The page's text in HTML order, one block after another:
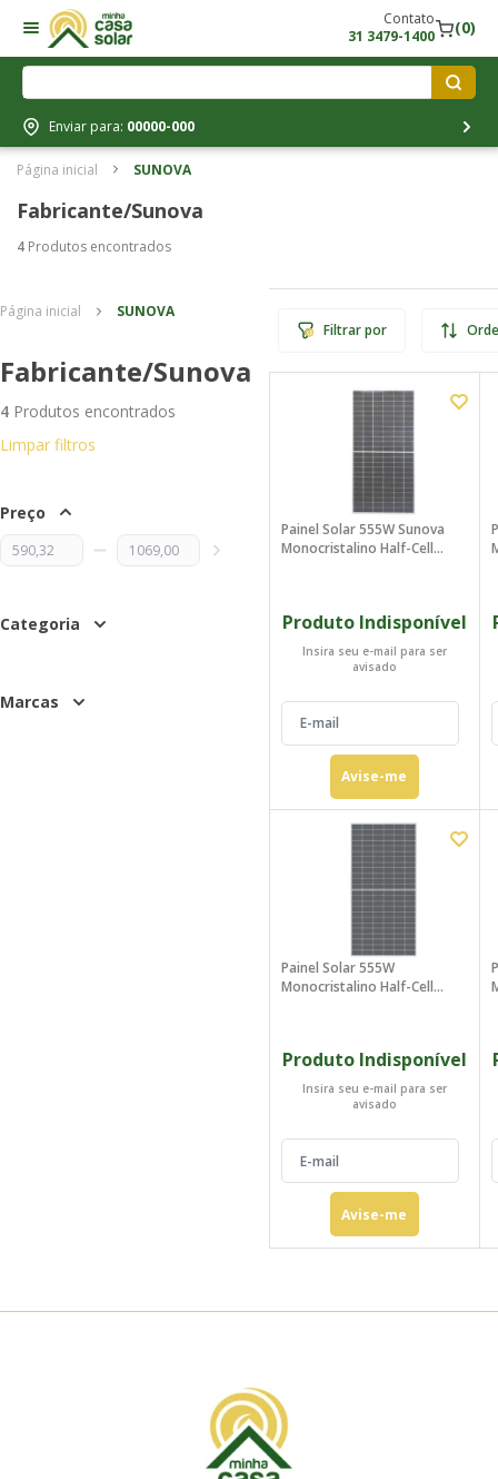
Contato
31 3479-1400
(0)
Enviar para: 00000-000
Página inicial SUNOVA
Fabricante/sunova
4 Produtos encontrados
Página inicial SUNOVA
Fabricante/sunova
4 Produtos encontrados
Limpar filtros
Preço
Categoria
Marcas
Filtrar por
Painel Solar 555W Sunova
Monocristalino Half-Cell
Produto Indisponível
Insira seu e-mail para ser
avisado
Avise-me
Painel Solar 555W
Monocristalino Half-Cell
Produto Indisponível
Insira seu e-mail para ser
avisado
Avise-me